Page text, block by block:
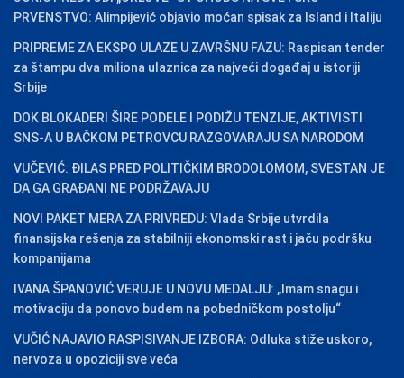
PRVENSTVO: Alimpijević objavio moćan spisak za Island i Italiju
PRIPREME ZA EKSPO ULAZE U ZAVRŠNU FAZU: Raspisan tender
za štampu dva miliona ulaznica za najveći događaj u istoriji
Srbije
DOK BLOKADERI ŠIRE PODELE I PODIŽU TENZIJE, AKTIVISTI
SNS-A U BAČKOM PETROVCU RAZGOVARAJU SA NARODOM
VUČEVIĆ: ĐILAS PRED POLITIČKIM BRODOLOMOM, SVESTAN JE
DA GA GRAĐANI NE PODRŽAVAJU
NOVI PAKET MERA ZA PRIVREDU: Vlada Srbije utvrdila
finansijska rešenja za stabilniji ekonomski rast i jaču podršku
kompanijama
IVANA ŠPANOVIĆ VERUJE U NOVU MEDALJU: „Imam snagu i
motivaciju da ponovo budem na pobedničkom postolju“
VUČIĆ NAJAVIO RASPISIVANJE IZBORA: Odluka stiže uskoro,
nervoza u opoziciji sve veća